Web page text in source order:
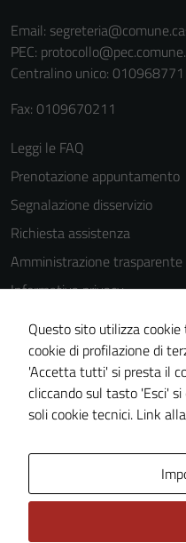
Email:
PEC:
Centralino unico: 010968771
Fax: 0109670211
Leggi le FAQ
Prenotazione appuntamento
Segnalazione disservizio
Richiesta assistenza
Amministrazione trasparente
Informativa privacy
Cookie Policy
Note legali
Dichiarazione di accessibilità
Piano di miglioramento del
Questo sito utilizza
cookie di profilazione di
'Accetta tutti' si presta il
cliccando sul tasto 'Esci'
soli cookie tecnici. Link